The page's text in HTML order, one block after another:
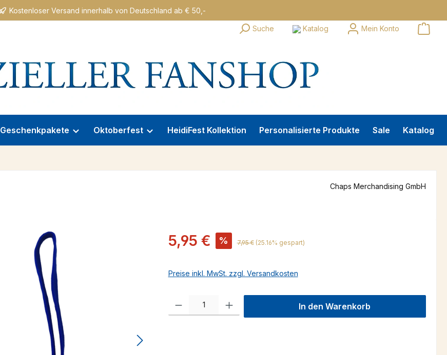
Kostenloser Versand innerhalb von Deutschland ab € 50,-
Suche Katalog Mein Konto
Geschenkpakete Oktoberfest HeidiFest Kollektion Personalisierte Produkte Sale Katalog
Chaps Merchandising GmbH
Verkaufspreis:
5,95 € % Regulärer Preis:
7,95 € (25.16% gespart)
Preise inkl. MwSt. zzgl. Versandkosten
Produkt Anzahl: Gib den gewünschten Wert ein oder benutze die Schaltflächen
In den Warenkorb